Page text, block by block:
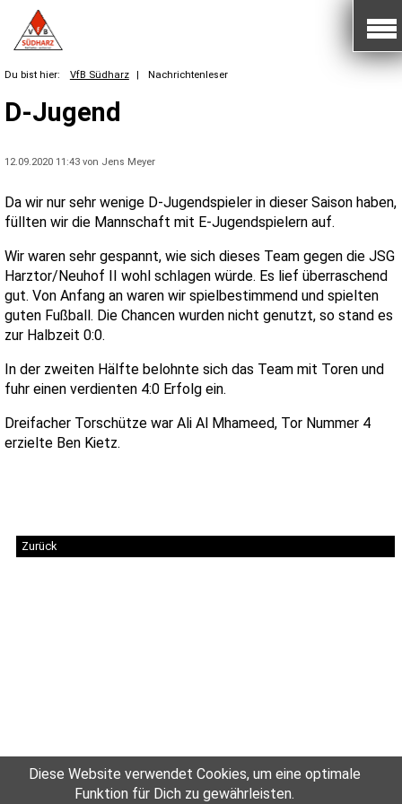
Du bist hier: VfB Südharz | Nachrichtenleser
D-Jugend
12.09.2020 11:43 von Jens Meyer
Da wir nur sehr wenige D-Jugendspieler in dieser Saison haben,
füllten wir die Mannschaft mit E-Jugendspielern auf.
Wir waren sehr gespannt, wie sich dieses Team gegen die JSG
Harztor/Neuhof II wohl schlagen würde. Es lief überraschend
gut. Von Anfang an waren wir spielbestimmend und spielten
guten Fußball. Die Chancen wurden nicht genutzt, so stand es
zur Halbzeit 0:0.
In der zweiten Hälfte belohnte sich das Team mit Toren und
fuhr einen verdienten 4:0 Erfolg ein.
Dreifacher Torschütze war Ali Al Mhameed, Tor Nummer 4
erzielte Ben Kietz.
Zurück
Diese Website verwendet Cookies, um eine optimale
Funktion für Dich zu gewährleisten.